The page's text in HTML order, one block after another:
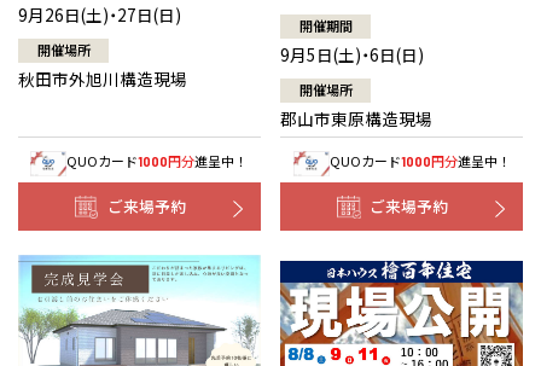
9月26日(土)・27日(日)
開催場所
秋田市外旭川構造現場
QUOカード1000円分進呈中！
ご来場予約
開催期間
9月5日(土)・6日(日)
開催場所
郡山市東原構造現場
QUOカード1000円分進呈中！
ご来場予約